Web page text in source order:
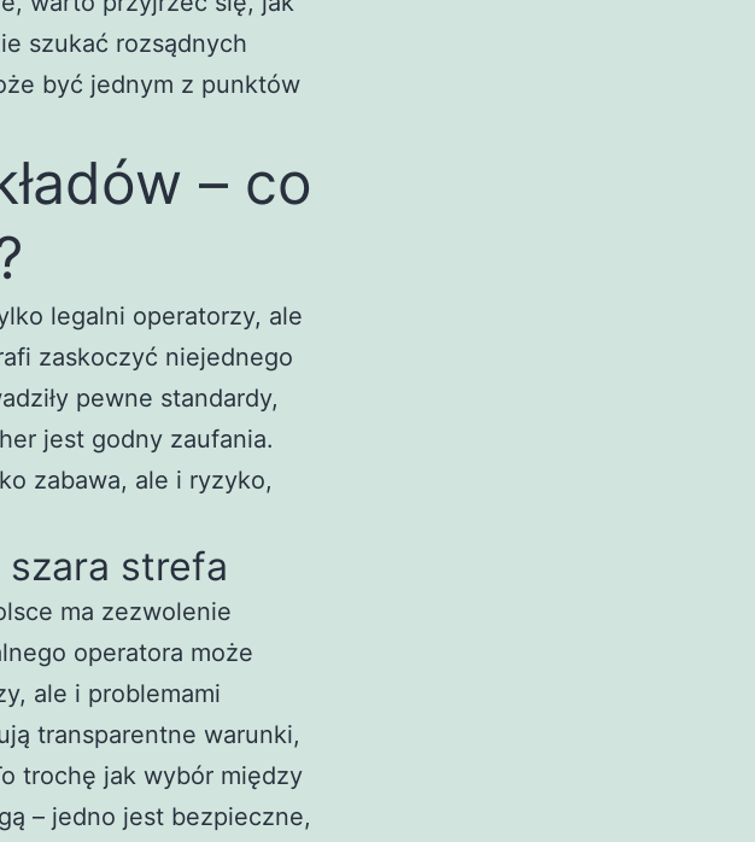
szukać rozsądnych
być jednym z punktów
– co
legalni operatorzy, ale
zaskoczyć niejednego
pewne standardy,
jest godny zaufania.
zabawa, ale i ryzyko,
strefa
ma zezwolenie
operatora może
ale i problemami
transparentne warunki,
trochę jak wybór między
– jedno jest bezpieczne,